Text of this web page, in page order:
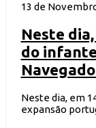
13 de
Neste
do
Neste dia, em
expansão